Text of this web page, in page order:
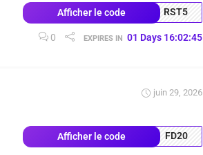
Afficher le code RST5
0 EXPIRES IN 01 Days 16:02:44
juin 29, 2026
Afficher le code FD20